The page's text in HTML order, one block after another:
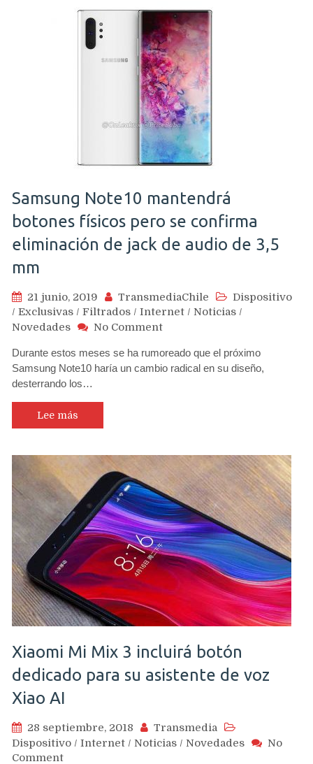
calidad
pantalla
Samsung Note10 mantendrá
botones físicos pero se confirma
eliminación de jack de audio de 3,5
mm
21 junio, 2019 TransmediaChile
Dispositivo
/ Exclusivas / Filtrados / Internet / Noticias /
Novedades
No Commenton
Note10
mantendrá
eliminación
jack
de
audio
de
3,5
mm
Durante estos meses se ha rumoreado que el próximo
Samsung Note10 haría un cambio radical en su diseño,
desterrando los…
Lee más
Xiaomi Mi Mix 3 incluirá botón
dedicado para su asistente de voz
Xiao AI
28 septiembre, 2018
Transmedia
Dispositivo / Internet / Noticias / Novedades
No
Commenton